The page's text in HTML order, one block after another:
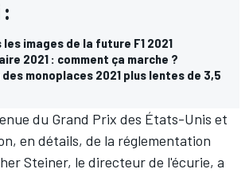
images de la future F1 2021
2021 : comment ça marche ?
monoplaces 2021 plus lentes de 3,5
du Grand Prix des États-Unis et
en détails, de la réglementation
Steiner, le directeur de l'écurie, a